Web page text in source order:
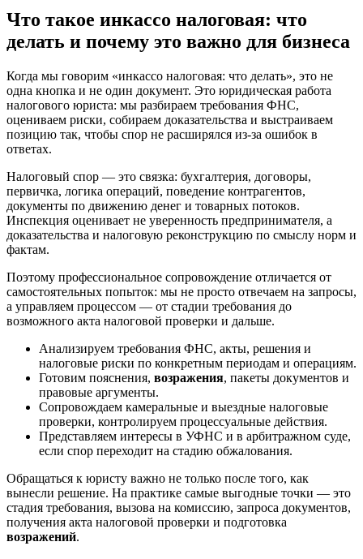
Что такое инкассо налоговая: что
делать и почему это важно для бизнеса
Когда мы говорим «инкассо налоговая: что делать», это не
одна кнопка и не один документ. Это юридическая работа
налогового юриста: мы разбираем требования ФНС,
оцениваем риски, собираем доказательства и выстраиваем
позицию так, чтобы спор не расширялся из-за ошибок в
ответах.
Налоговый спор — это связка: бухгалтерия, договоры,
первичка, логика операций, поведение контрагентов,
документы по движению денег и товарных потоков.
Инспекция оценивает не уверенность предпринимателя, а
доказательства и налоговую реконструкцию по смыслу норм и
фактам.
Поэтому профессиональное сопровождение отличается от
самостоятельных попыток: мы не просто отвечаем на запросы,
а управляем процессом — от стадии требования до
возможного акта налоговой проверки и дальше.
Анализируем требования ФНС, акты, решения и
налоговые риски по конкретным периодам и операциям.
Готовим пояснения, возражения, пакеты документов и
правовые аргументы.
Сопровождаем камеральные и выездные налоговые
проверки, контролируем процессуальные действия.
Представляем интересы в УФНС и в арбитражном суде,
если спор переходит на стадию обжалования.
Обращаться к юристу важно не только после того, как
вынесли решение. На практике самые выгодные точки — это
стадия требования, вызова на комиссию, запроса документов,
получения акта налоговой проверки и подготовка
возражений.